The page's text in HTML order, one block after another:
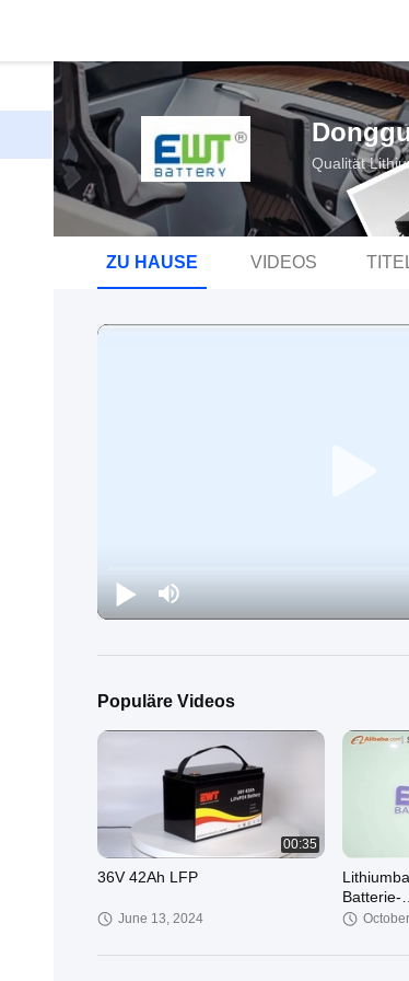
Qualität
ZU HAUSE VIDEOS
Populäre Videos
00:35
36V 42Ah LFP
June 13, 2024
Batterie-